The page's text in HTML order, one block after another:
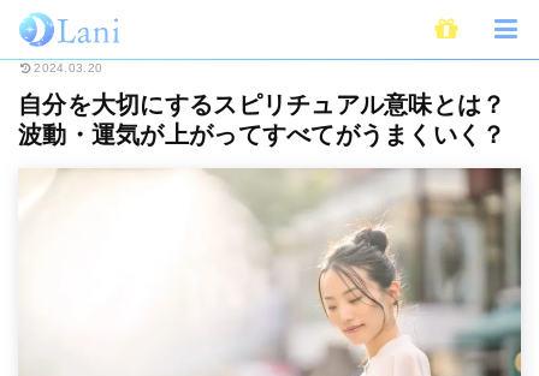
ホーム スピリチュアル 自分を大切にするスピリチュアル意味とは？波動
2024.03.20
自分を大切にするスピリチュアル意味とは？
波動・運気が上がってすべてがうまくいく？